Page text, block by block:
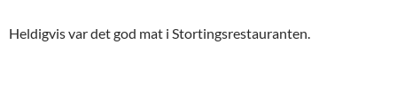
Heldigvis var det god mat i Stortingsrestauranten.